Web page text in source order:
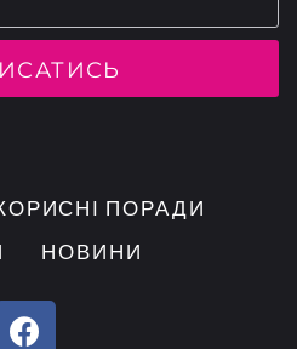
ПОРАДИ
НОВИНИ